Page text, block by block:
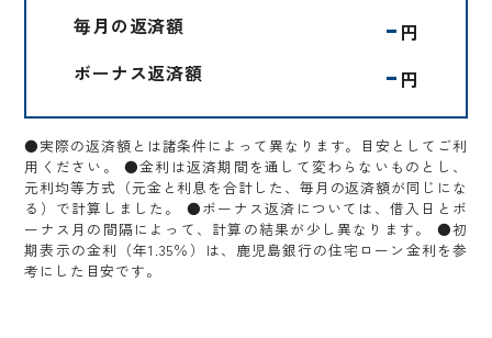
毎月の返済額 - 円
ボーナス返済額
- 円
●実際の返済額とは諸条件によって異なります。目安としてご利
用ください。 ●金利は返済期間を通して変わらないものとし、
元利均等方式（元金と利息を合計した、毎月の返済額が同じにな
る）で計算しました。 ●ボーナス返済については、借入日とボ
ーナス月の間隔によって、計算の結果が少し異なります。 ●初
期表示の金利（年1.35％）は、鹿児島銀行の住宅ローン金利を参
考にした目安です。